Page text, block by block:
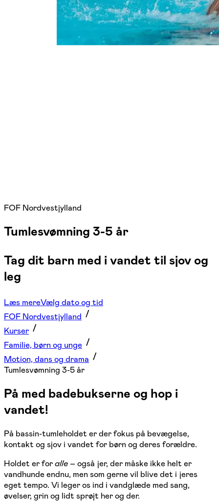
FOF Nordvestjylland
Tumlesvømning 3-5 år
Tag dit barn med i vandet til sjov og
leg
Læs mereVælg dato og tid
FOF Nordvestjylland
Kurser
Familie, børn og unge
Motion, dans og drama
Tumlesvømning 3-5 år
På med badebukserne og hop i
vandet!
På bassin-tumleholdet er der fokus på bevægelse,
kontakt og sjov i vandet for børn og deres forældre.
Holdet er foralle– også jer, der måske ikke helt er
vandhunde endnu, men som gerne vil blive det i jeres
eget tempo. Vi leger os ind i vandglæde med sang,
øvelser, grin og lidt sprøjt her og der.